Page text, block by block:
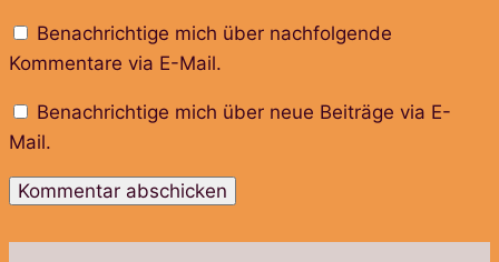
Benachrichtige mich über nachfolgende
Kommentare via E-Mail.
Benachrichtige mich über neue Beiträge via E-
Mail.